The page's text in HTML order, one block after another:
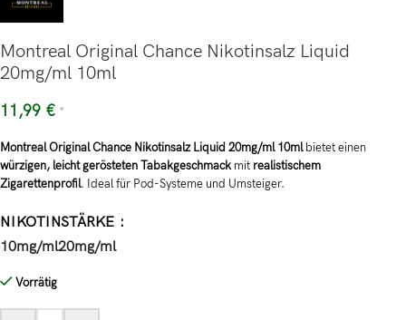
Montreal Original Chance Nikotinsalz Liquid
20mg/ml 10ml
11,99 € *
Montreal Original Chance Nikotinsalz Liquid 20mg/ml 10mlbietet einen
würzigen, leicht gerösteten Tabakgeschmackmit realistischem
Zigarettenprofil. Ideal für Pod-Systeme und Umsteiger.
NIKOTINSTÄRKE
10mg/ml20mg/ml
Vorrätig